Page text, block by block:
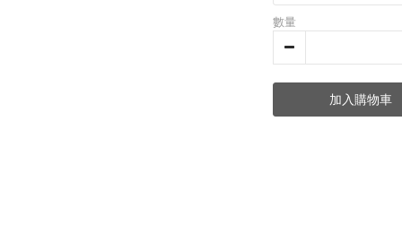
數量
加入購物車